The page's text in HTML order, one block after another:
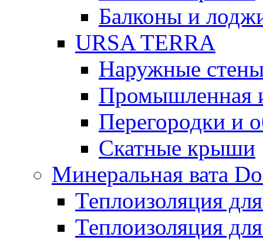
Балконы и
URSA TERRA
Наружные
Промышленная
Перегородки и
Скатные крыши
Минеральная вата
Теплоизоляция
Теплоизоляция